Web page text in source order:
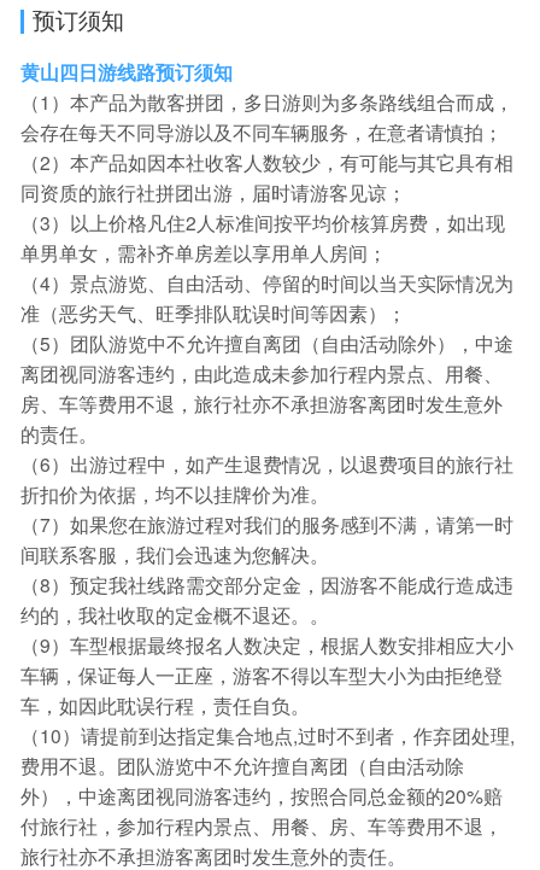
预订须知
黄山四日游线路预订须知
（1）本产品为散客拼团，多日游则为多条路线组合而成，
会存在每天不同导游以及不同车辆服务，在意者请慎拍；
（2）本产品如因本社收客人数较少，有可能与其它具有相
同资质的旅行社拼团出游，届时请游客见谅；
（3）以上价格凡住2人标准间按平均价核算房费，如出现
单男单女，需补齐单房差以享用单人房间；
（4）景点游览、自由活动、停留的时间以当天实际情况为
准（恶劣天气、旺季排队耽误时间等因素）；
（5）团队游览中不允许擅自离团（自由活动除外），中途
离团视同游客违约，由此造成未参加行程内景点、用餐、
房、车等费用不退，旅行社亦不承担游客离团时发生意外
的责任。
（6）出游过程中，如产生退费情况，以退费项目的旅行社
折扣价为依据，均不以挂牌价为准。
（7）如果您在旅游过程对我们的服务感到不满，请第一时
间联系客服，我们会迅速为您解决。
（8）预定我社线路需交部分定金，因游客不能成行造成违
约的，我社收取的定金概不退还。。
（9）车型根据最终报名人数决定，根据人数安排相应大小
车辆，保证每人一正座，游客不得以车型大小为由拒绝登
车，如因此耽误行程，责任自负。
（10）请提前到达指定集合地点,过时不到者，作弃团处理,
费用不退。团队游览中不允许擅自离团（自由活动除
外），中途离团视同游客违约，按照合同总金额的20%赔
付旅行社，参加行程内景点、用餐、房、车等费用不退，
旅行社亦不承担游客离团时发生意外的责任。